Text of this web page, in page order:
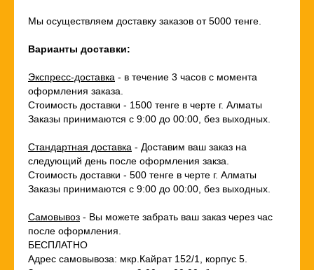
Мы осуществляем доставку заказов от 5000 тенге.
Варианты доставки:
Экспресс-доставка - в течение 3 часов с момента
оформления заказа.
Стоимость доставки - 1500 тенге в черте г. Алматы
Заказы принимаются с 9:00 до 00:00, без выходных.
Стандартная доставка - Доставим ваш заказ на
следующий день после оформления закза.
Стоимость доставки - 500 тенге в черте г. Алматы
Заказы принимаются с 9:00 до 00:00, без выходных.
Самовывоз - Вы можете забрать ваш заказ через час
после оформления.
БЕСПЛАТНО
Адрес самовывоза: мкр.Кайрат 152/1, корпус 5.